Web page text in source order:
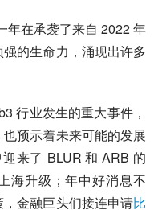
年在承袭了来自 2022 年
的生命力，涌现出许多
行业发生的重大事件，
预示着未来可能的发展
来了 BLUR 和 ARB 的
海升级；年中好消息不
金融巨头们接连申请比